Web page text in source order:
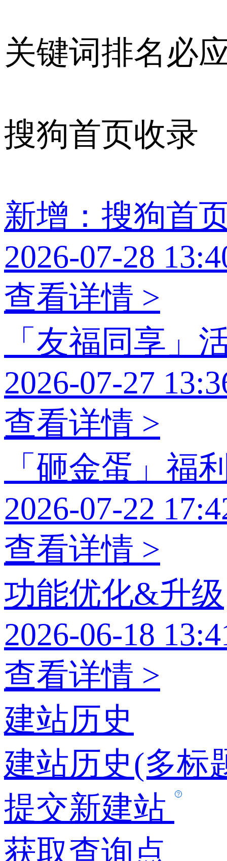
关键词排名必
搜狗首页收录
新增：搜狗首
2026-07-28
查看详情 >
「友福同享」
2026-07-27
查看详情 >
「砸金蛋」福
2026-07-22
查看详情 >
功能优化&升级
2026-06-18
查看详情 >
建站历史
建站历史(多标
提交新建站
获取查询点